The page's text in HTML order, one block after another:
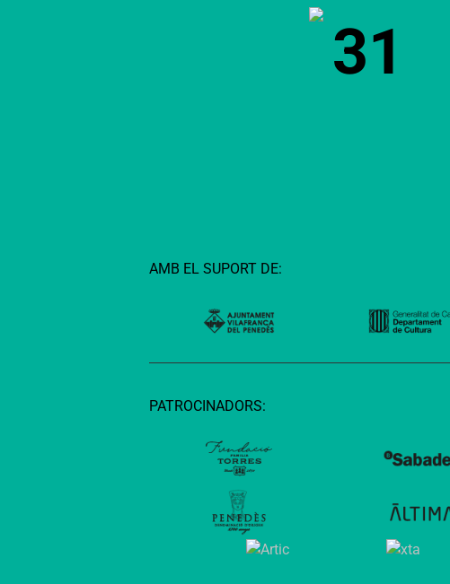
31
AMB EL SUPORT DE:
PATROCINADORS: